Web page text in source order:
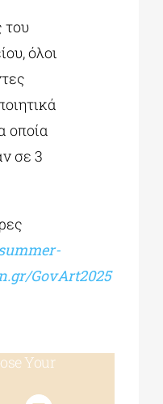
του
όλοι
οποία
σε 3
GovArt2025
Your